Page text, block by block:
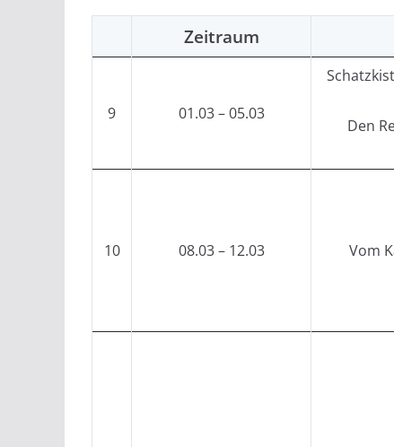
Zeitraum
9 01.03 – 05.03
Den
10 08.03 – 12.03 Vom